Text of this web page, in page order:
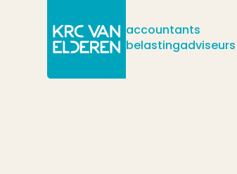
accountants
belastingadviseurs